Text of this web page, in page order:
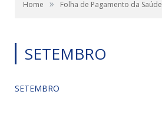
Home » Folha de Pagamento da Saúde
SETEMBRO
SETEMBRO